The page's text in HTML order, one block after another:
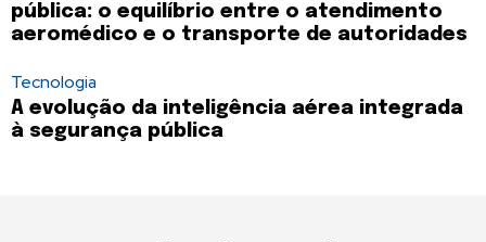
pública: o equilíbrio entre o atendimento
aeromédico e o transporte de autoridades
Tecnologia
A evolução da inteligência aérea integrada
à segurança pública